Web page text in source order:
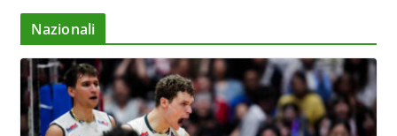
Nazionali